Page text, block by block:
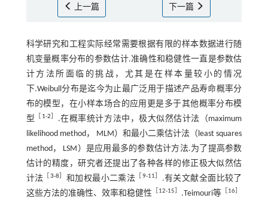
上一篇 下一篇
科学研究和工程实际经常需要根据有限的样本数据进行随
机变量概率分布的参数估计.准确性和稳健性一直是参数估
计方法所面临的挑战，尤其是在样本量较小的情况
下.Weibull分布是迄今为止最广泛用于描述产品寿命概率分
布的模型，在小样本场合的应用更是多于其他概率分布模
型
1-2
.在概率统计方法中，极大似然估计法（maximum
likelihood method， MLM）和最小二乘估计法（least squares
method， LSM）是应用最多的参数估计方法.为了提高参数
估计的精度，研究者还提出了各种各样的修正极大似然估
计法
3-8］ 和加权最小二乘法 ［9-11］
.有关文献全面比较了
这些方法的准确性、效率和稳健性 ［12-15］ .Teimouri等 ［16］